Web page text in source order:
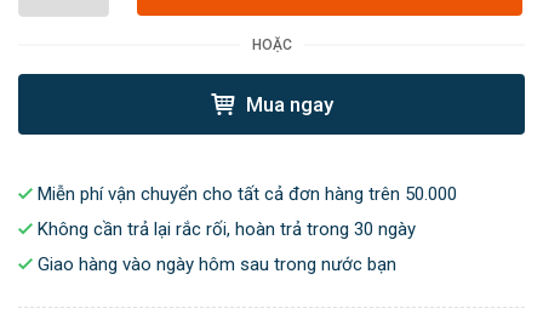
HOẶC
Mua ngay
Miễn phí vận chuyển cho tất cả đơn hàng trên 50.000
Không cần trả lại rắc rối, hoàn trả trong 30 ngày
Giao hàng vào ngày hôm sau trong nước bạn